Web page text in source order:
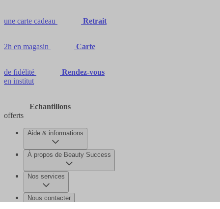
une carte cadeau Retrait
2h en magasin Carte
de fidélité
Rendez-vous
en institut
Echantillons
offerts
Aide & informations
À propos de Beauty Success
Nos services
Nous contacter